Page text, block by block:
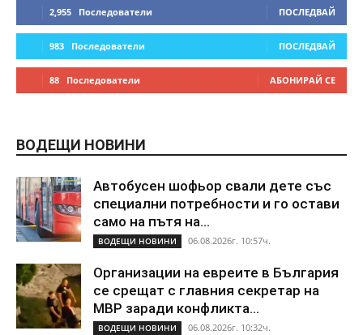
2,955 Последователи ПОСЛЕДВАЙ
983 Последователи ПОСЛЕДВАЙ
88 Последователи АБОНИРАЙ СЕ
ВОДЕЩИ НОВИНИ
Автобусен шофьор свали дете със
специални потребности и го остави
само на пътя на...
ВОДЕЩИ НОВИНИ 06.08.2026г. 10:57ч.
Организации на евреите в България
се срещат с главния секретар на
МВР заради конфликта...
ВОДЕЩИ НОВИНИ 06.08.2026г. 10:32ч.